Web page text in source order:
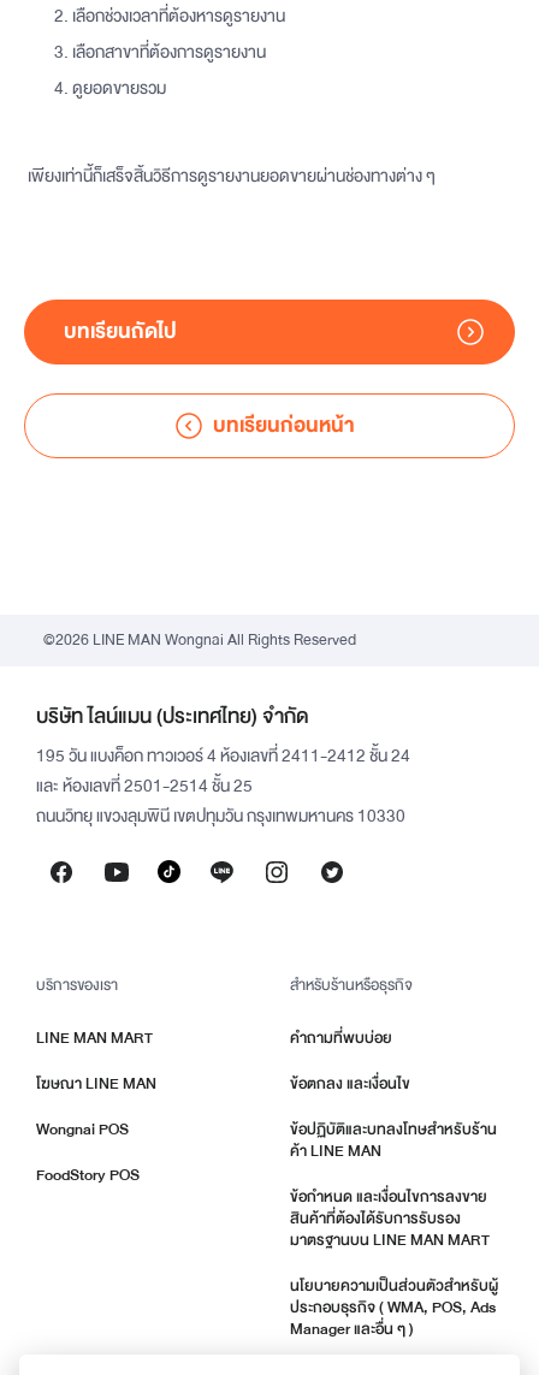
เลือกช่วงเวลาที่ต้องหารดูรายงาน
เลือกสาขาที่ต้องการดูรายงาน
ดูยอดขายรวม
เพียงเท่านี้ก็เสร็จสิ้นวิธีการดูรายงานยอดขายผ่านช่องทางต่าง ๆ
บทเรียนก่อนหน้า
บทเรียนถัดไป
©2026 LINE MAN Wongnai All Rights Reserved
บริษัท ไลน์แมน (ประเทศไทย) จำกัด
195 วัน แบงค็อก ทาวเวอร์ 4 ห้องเลขที่ 2411-2412 ชั้น 24
และ ห้องเลขที่ 2501-2514 ชั้น 25
ถนนวิทยุ แขวงลุมพินี เขตปทุมวัน กรุงเทพมหานคร 10330
บริการของเรา
LINE MAN MART
โฆษณา LINE MAN
Wongnai POS
FoodStory POS
สำหรับร้านหรือธุรกิจ
คำถามที่พบบ่อย
ข้อตกลง และเงื่อนไข
ข้อปฏิบัติและบทลงโทษสำหรับร้าน
ค้า LINE MAN
ข้อกำหนด และเงื่อนไขการลงขาย
สินค้าที่ต้องได้รับการรับรอง
มาตรฐานบน LINE MAN MART
นโยบายความเป็นส่วนตัวสำหรับผู้
ประกอบธุรกิจ ( WMA, POS, Ads
Manager และอื่น ๆ )